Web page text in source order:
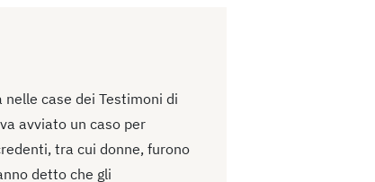
case dei Testimoni di
avviato un caso per
tra cui donne, furono
detto che gli